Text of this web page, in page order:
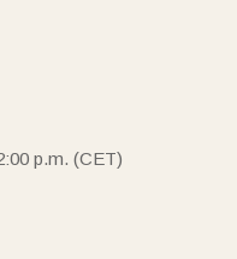
p.m. (CET)